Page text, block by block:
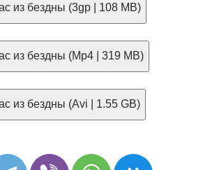
из бездны (3gp | 108 MB)
из бездны (Mp4 | 319 MB)
из бездны (Avi | 1.55 GB)